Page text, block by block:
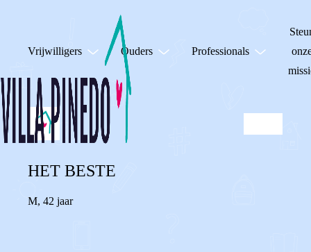
Vrijwilligers Ouders Professionals
HET BESTE
M, 42 jaar